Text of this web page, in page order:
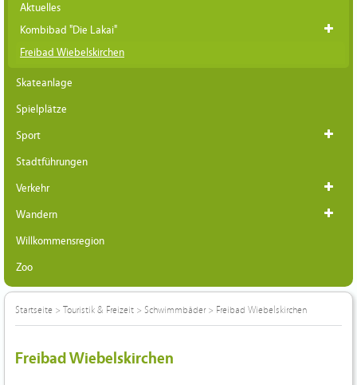
Aktuelles
Kombibad "Die Lakai"
Freibad Wiebelskirchen
Skateanlage
Spielplätze
Sport
Stadtführungen
Verkehr
Wandern
Willkommensregion
Zoo
Startseite > Touristik & Freizeit > Schwimmbäder> Freibad Wiebelskirchen
Freibad Wiebelskirchen